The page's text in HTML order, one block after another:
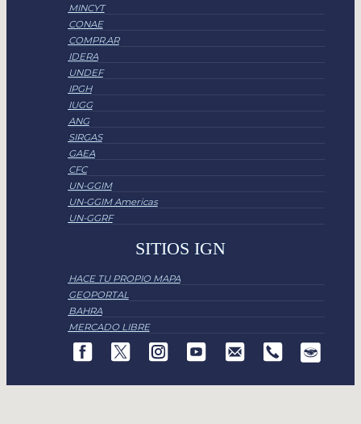
MINCYT
CONAE
COMPR.AR
IDERA
UNDEF
IPGH
IUGG
ANG
SIRGAS
GAEA
CFC
UN-GGIM
UN-GGIM Americas
UN-GGRF
SITIOS IGN
HACE TU PROPIO MAPA
GEOPORTAL
BAHRA
MERCADO LIBRE